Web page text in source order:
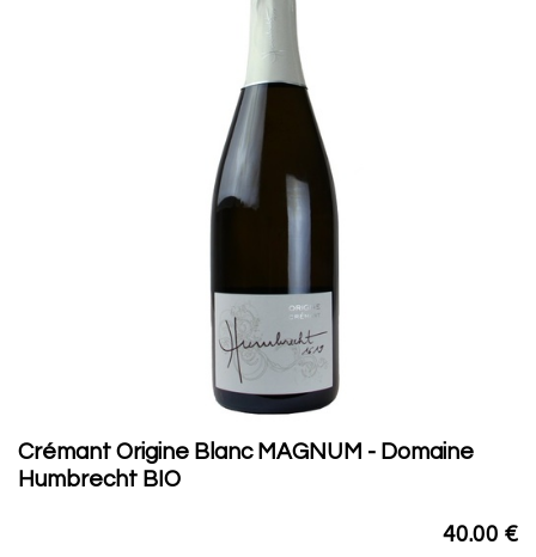
Crémant Origine Blanc MAGNUM - Domaine
Humbrecht BIO
40.00 €